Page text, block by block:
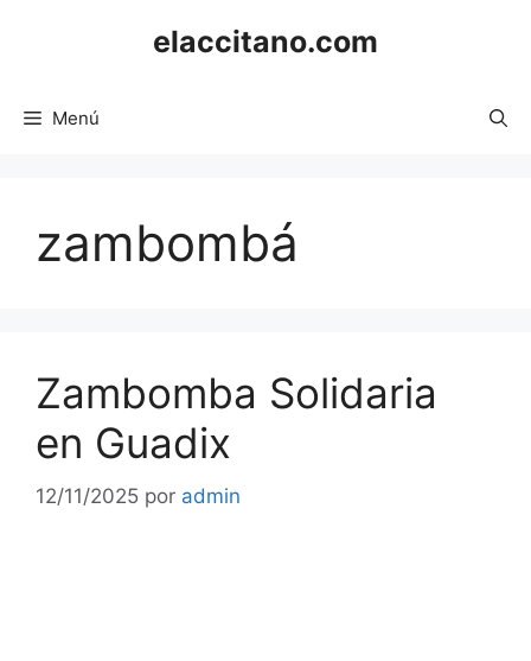
elaccitano.com
Menú
zambombá
Zambomba Solidaria
en Guadix
12/11/2025 por admin